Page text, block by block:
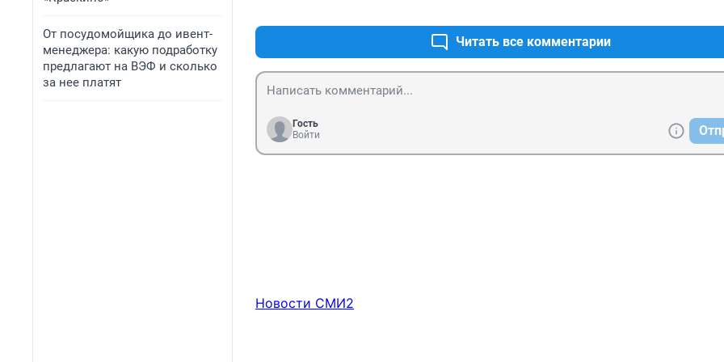
От посудомойщика до ивент-
менеджера: какую подработку
предлагают на ВЭФ и сколько
за нее платят
Читать все комментарии
Гость
Войти
Новости СМИ2